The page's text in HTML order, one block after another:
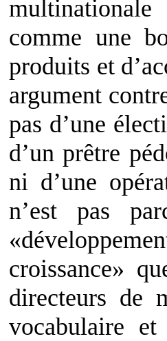
comme une
produits et
argument
pas d’une
d’un prêtre
ni d’une
n’est pas
croissance»
directeurs de
vocabulaire